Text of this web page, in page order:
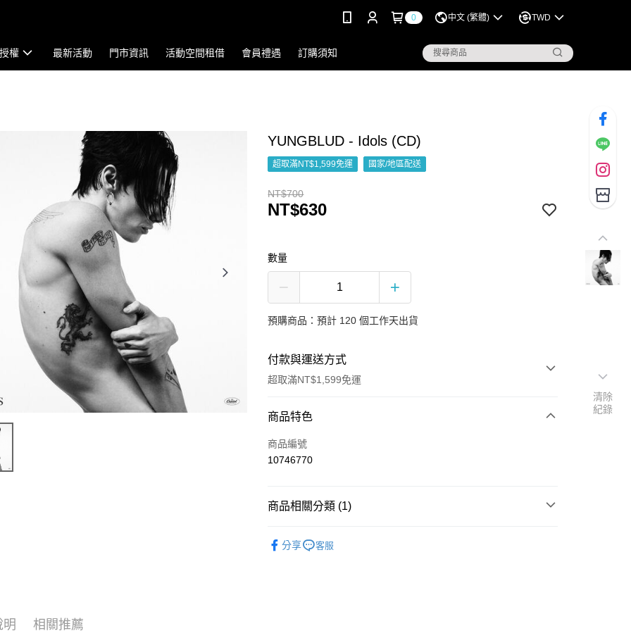
0 中文 (繁體) TWD
權 最新活動 門市資訊 活動空間租借 會員禮遇 訂購須知
YUNGBLUD - Idols (CD)
超取滿NT$1,599免運 國家/地區配送
NT$700
NT$630
數量
預購商品：預計 120 個工作天出貨
付款與運送方式
超取滿NT$1,599免運
付款方式
信用卡一次付款
街口支付
商品特色
商品編號
10746770
商品相關分類 (1)
分享
客服
明 相關推薦
清除
紀錄